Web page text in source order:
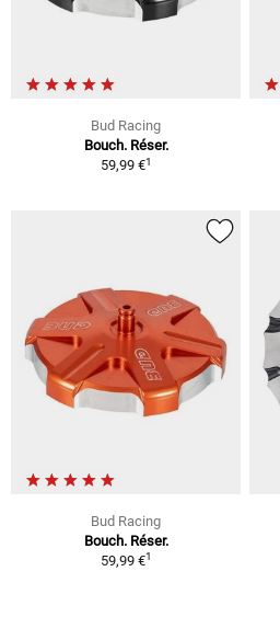
Bud Racing
Bouch. Réser.
59,99 €1
Bud Racing
Bouch. Réser.
59,99 €1